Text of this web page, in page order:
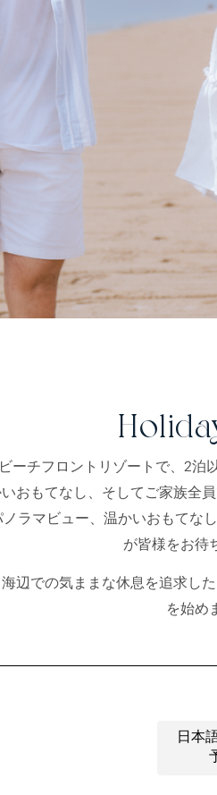
ーチフロントリゾートで、2
おもてなし、そしてご家族全
ラマビュー、温かいおもてな
が皆様をお待
辺での気ままな休息を追求し
を始め
日本